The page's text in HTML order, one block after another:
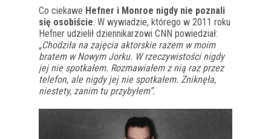
Co ciekawe Hefner i Monroe nigdy nie poznali
się osobiście. W wywiadzie, którego w 2011 roku
Hefner udzielił dziennikarzowi CNN powiedział:
„Chodziła na zajęcia aktorskie razem w moim
bratem w Nowym Jorku. W rzeczywistości nigdy
jej nie spotkałem. Rozmawiałem z nią raz przez
telefon, ale nigdy jej nie spotkałem. Zniknęła,
niestety, zanim tu przybyłem”.